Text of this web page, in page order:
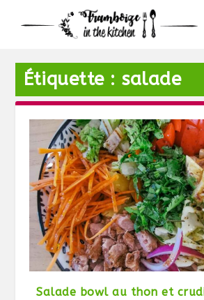
Étiquette : salade
Salade bowl au thon et